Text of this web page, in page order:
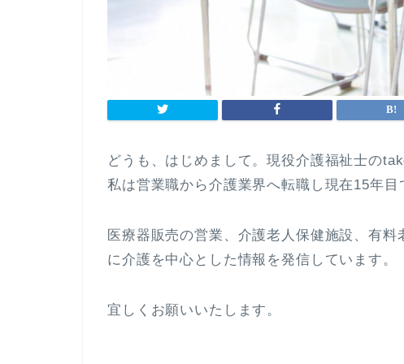
どうも、はじめまして。現役介護福祉士の
私は営業職から介護業界へ転職し現在15年目
医療器販売の営業、介護老人保健施設、有
に介護を中心とした情報を発信しています。
宜しくお願いいたします。